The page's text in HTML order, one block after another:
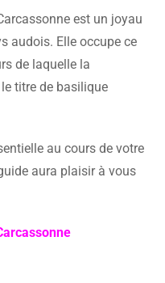
est un joyau
audois. Elle occupe ce
de laquelle la
titre de basilique
au cours de votre
aura plaisir à vous